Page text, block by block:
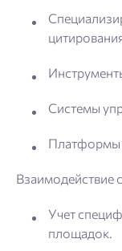
Системы
Платформы
Взаимодействие
Учет
площадок.